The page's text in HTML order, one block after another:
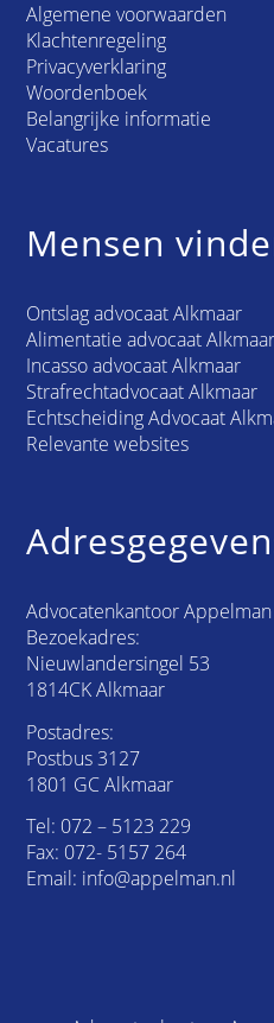
Algemene voorwaarden
Klachtenregeling
Privacyverklaring
Woordenboek
Belangrijke informatie
Vacatures
Mensen
Ontslag advocaat Alkmaar
Alimentatie advocaat Alkmaar
Incasso advocaat Alkmaar
Strafrechtadvocaat Alkmaar
Echtscheiding Advocaat
Relevante websites
Advocatenkantoor Appelman
Bezoekadres:
Nieuwlandersingel 53
1814CK Alkmaar
Postadres:
Postbus 3127
1801 GC Alkmaar
Tel: 072 – 5123 229
Fax: 072- 5157 264
Email: info@appelman.nl